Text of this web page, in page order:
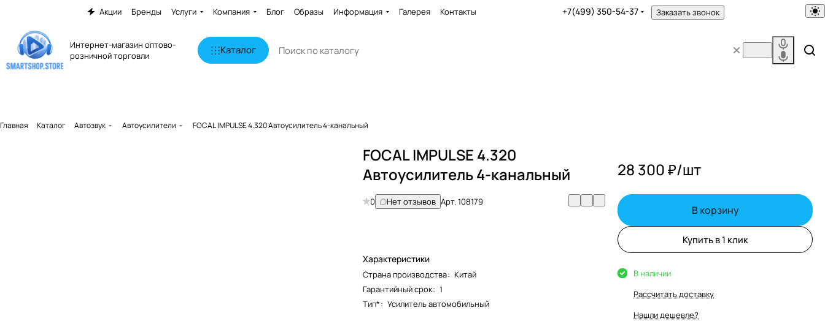
Акции Бренды Услуги Компания Блог Образы Информация Галерея Контакты +7(499) 350-54-37 Заказать звонок
Интернет-магазин оптово-
розничной торговли
Каталог
Главная Каталог Автозвук Автоусилители FOCAL IMPULSE 4.320 Автоусилитель 4-канальный
FOCAL IMPULSE 4.320
Автоусилитель 4-канальный
0 Нет отзывов Арт.108179
Характеристики
Страна производства: Китай
Гарантийный срок: 1
Тип*: Усилитель автомобильный
28 300 ₽/шт
В корзину
Купить в 1 клик
В наличии
Рассчитать доставку
Нашли дешевле?